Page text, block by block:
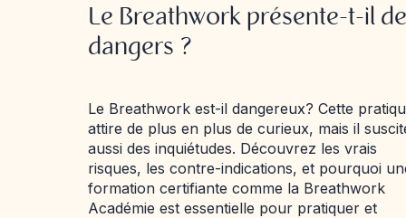
Le Breathwork présente-t-il
dangers ?
Le Breathwork est-il dangereux? Cette
attire de plus en plus de curieux, mais il
aussi des inquiétudes. Découvrez les vrais
risques, les contre-indications, et pourquoi
formation certifiante comme la Breathwork
Académie est essentielle pour pratiquer et